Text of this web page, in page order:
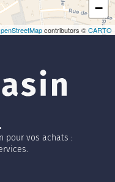
−
contributors ©CARTO
pour vos achats :